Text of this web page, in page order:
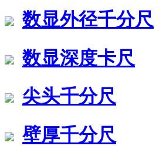
数显外径千分尺
数显深度卡尺
尖头千分尺
壁厚千分尺